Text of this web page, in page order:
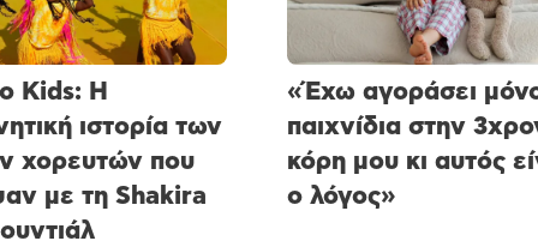
Kids: Η
ιστορία των
χορευτών που
με τη Shakira
«Έχω αγοράσει
παιχνίδια στην
κόρη μου κι αυτός
ο λόγος»